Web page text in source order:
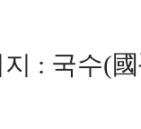
: 국수(